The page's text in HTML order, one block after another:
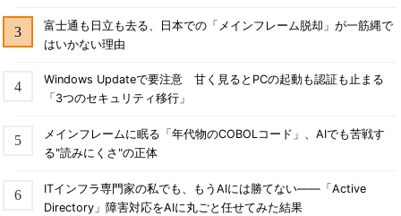
富士通も日立も去る、日本での「メインフレーム脱却」が一筋縄で
はいかない理由
Windows Updateで要注意 甘く見るとPCの起動も認証も止まる
「3つのセキュリティ移行」
メインフレームに眠る「年代物のCOBOLコード」、AIでも苦戦す
る"読みにくさ"の正体
ITインフラ専門家の私でも、もうAIには勝てない――「Active
Directory」障害対応をAIに丸ごと任せてみた結果